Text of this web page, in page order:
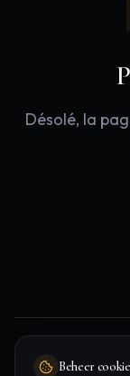
Désolé, la
Beheer